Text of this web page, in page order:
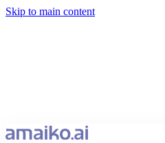
Skip to main content